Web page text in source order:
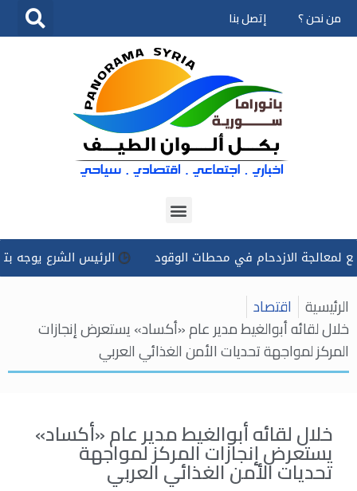
تخطى
من نحن ؟ إتصل بنا
الازدحام في محطات الوقود الرئيس الشرع يوجه بتسخير
الرئيسية اقتصاد
خلال لقائه أبوالغيط مدير عام «أكساد» يستعرض إنجازات
المركز لمواجهة تحديات الأمن الغذائي العربي
خلال لقائه أبوالغيط مدير عام «أكساد»
يستعرض إنجازات المركز لمواجهة
تحديات الأمن الغذائي العربي